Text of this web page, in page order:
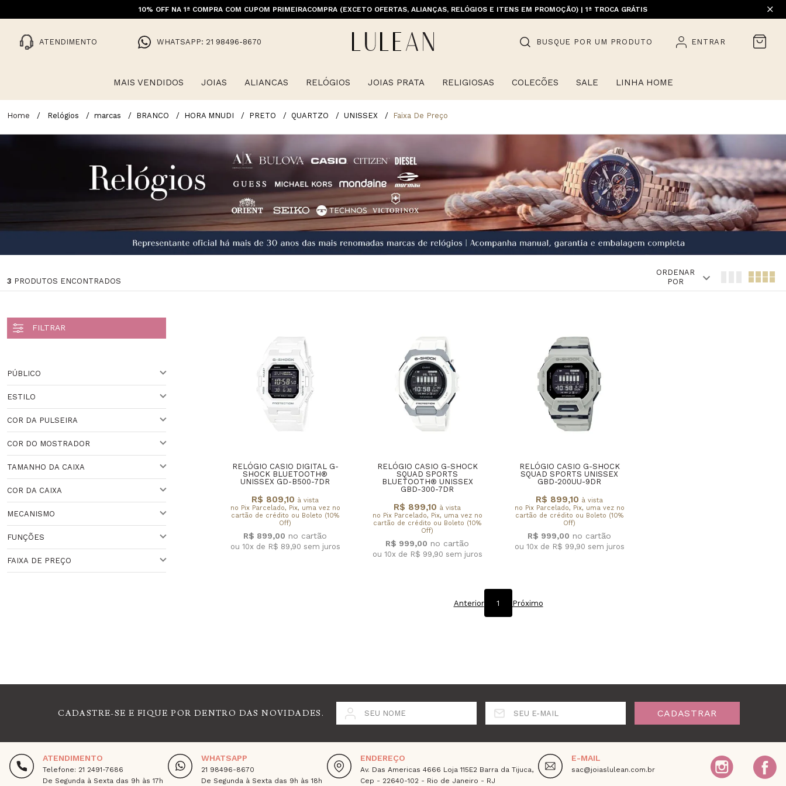
10% OFF NA 1ª COMPRA COM CUPOM PRIMEIRACOMPRA (EXCETO OFERTAS, ALIANÇAS, RELÓGIOS E ITENS EM PROMOÇÃO) | 1ª TROCA GRÁTIS
FRETE GRÁTIS ACIMA DE 399 PARA REGIÕES SELECIONADAS (EXCETO LINHA HOME)
ATENDIMENTO WHATSAPP: 21 98496-8670 BUSQUE POR UM PRODUTO ENTRAR
MAIS VENDIDOS JOIAS ALIANCAS RELÓGIOS JOIAS PRATA RELIGIOSAS COLECÕES SALE LINHA HOME
Relógios marcas BRANCO HORA MNUDI PRETO QUARTZO UNISSEX Faixa De Preço
3 PRODUTOS ENCONTRADOS
ORDENAR
POR
PÚBLICO
ESTILO
COR DA PULSEIRA
COR DO MOSTRADOR
TAMANHO DA CAIXA
COR DA CAIXA
MECANISMO
QUARTZO
FUNÇÕES
FAIXA DE PREÇO
RELÓGIO CASIO DIGITAL G-
SHOCK BLUETOOTH®
UNISSEX GD-B500-7DR
R$ 809,10 à vista
no Pix Parcelado, Pix, uma vez no
cartão de crédito ou Boleto (10%
Off)
R$ 899,00
ou 10x de R$ 89,90 sem juros
RELÓGIO CASIO G-SHOCK
SQUAD SPORTS
BLUETOOTH® UNISSEX
GBD-300-7DR
R$ 899,10 à vista
no Pix Parcelado, Pix, uma vez no
cartão de crédito ou Boleto (10%
Off)
R$ 999,00
ou 10x de R$ 99,90 sem juros
RELÓGIO CASIO G-SHOCK
SQUAD SPORTS UNISSEX
GBD-200UU-9DR
R$ 899,10 à vista
no Pix Parcelado, Pix, uma vez no
cartão de crédito ou Boleto (10%
Off)
R$ 999,00
ou 10x de R$ 99,90 sem juros
Anterior 1 Próximo
CADASTRE-SE E FIQUE POR DENTRO DAS NOVIDADES. SEU NOME SEU E-MAIL CADASTRAR
ATENDIMENTO
Telefone: 21 2491-7686
De Segunda à Sexta das 9h às 17h
WHATSAPP
21 98496-8670
De Segunda à Sexta das 9h às 18h
ENDEREÇO
Av. Das Americas 4666 Loja 115E2 Barra da Tijuca,
Cep - 22640-102 - Rio de Janeiro - RJ
E-MAIL
sac@joiaslulean.com.br